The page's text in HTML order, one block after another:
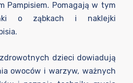
Pampisiem. Pomagają w tym
o ząbkach i naklejki
dzieci dowiadują
owoców i warzyw, ważnych